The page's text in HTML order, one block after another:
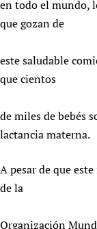
en todo el mundo,
que gozan de
este saludable
que cientos
de miles de bebés
lactancia materna.
A pesar de que
de la
Organización